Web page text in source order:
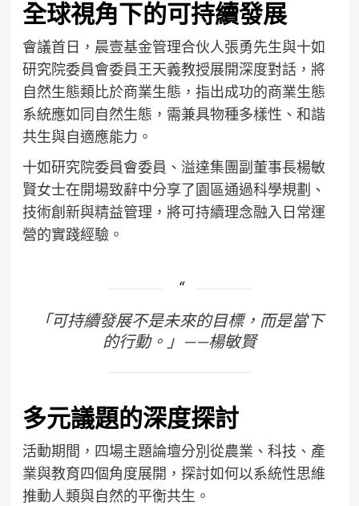
全球視角下的可持續發展
會議首日，晨壹基金管理合伙人張勇先生與十如
研究院委員會委員王天義教授展開深度對話，將
自然生態類比於商業生態，指出成功的商業生態
系統應如同自然生態，需兼具物種多樣性、和諧
共生與自適應能力。
十如研究院委員會委員、溢達集團副董事長楊敏
賢女士在開場致辭中分享了園區通過科學規劃、
技術創新與精益管理，將可持續理念融入日常運
營的實踐經驗。
「可持續發展不是未來的目標，而是當下
的行動。」——楊敏賢
多元議題的深度探討
活動期間，四場主題論壇分別從農業、科技、產
業與教育四個角度展開，探討如何以系統性思維
推動人類與自然的平衡共生。